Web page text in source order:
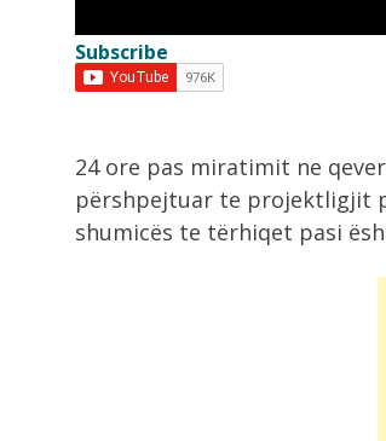
Subscribe
24 ore pas miratimit ne
përshpejtuar te projektligjit
shumicës te tërhiqet pasi
8:02
Flakët
Situatë
dhe Nufi...